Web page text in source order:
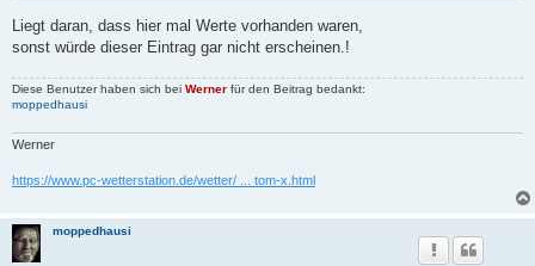
Liegt daran, dass hier mal Werte vorhanden waren,
sonst würde dieser Eintrag gar nicht erscheinen.!
Diese Benutzer haben sich bei Werner für den Beitrag bedankt:
moppedhausi
Werner
https://www.pc-wetterstation.de/wetter/ ... tom-x.html
moppedhausi